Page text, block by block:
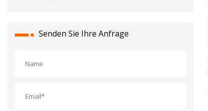
Senden Sie Ihre Anfrage